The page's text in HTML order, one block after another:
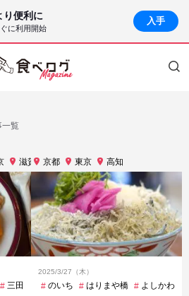
り便利に
に利用開始
入手
一覧
滋賀 福井
三田 三越前 中野 乃木坂 久屋大通
京都 東京 高知
2025/3/27（木）
のいち はりまや橋 よしかわ